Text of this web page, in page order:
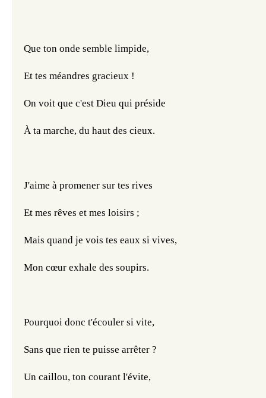
Que ton onde semble limpide,
Et tes méandres gracieux !
On voit que c'est Dieu qui préside
À ta marche, du haut des cieux.
J'aime à promener sur tes rives
Et mes rêves et mes loisirs ;
Mais quand je vois tes eaux si vives,
Mon cœur exhale des soupirs.
Pourquoi donc t'écouler si vite,
Sans que rien te puisse arrêter ?
Un caillou, ton courant l'évite,